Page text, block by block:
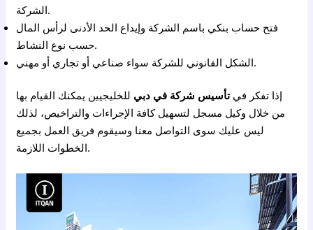
الشركة.
فتح حساب بنكي باسم الشركة وإيداع الحد الأدنى لرأس المال
حسب نوع النشاط.
الشكل القانوني للشركة سواء صناعي أو تجاري أو مهني.
إذا تفكر فيتأسيس شركة في دبي للخليجيين يمكنك القيام بها
من خلال وكيل مسجل لتسهيل كافة الإجراءات والتراخيص، لذلك
ليس عليك سوى التواصل معنا وسيقوم فريق العمل بجميع
الخطوات اللازمة.